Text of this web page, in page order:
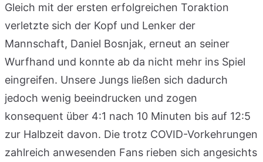
Gleich mit der ersten erfolgreichen Toraktion
verletzte sich der Kopf und Lenker der
Mannschaft, Daniel Bosnjak, erneut an seiner
Wurfhand und konnte ab da nicht mehr ins Spiel
eingreifen. Unsere Jungs ließen sich dadurch
jedoch wenig beeindrucken und zogen
konsequent über 4:1 nach 10 Minuten bis auf 12:5
zur Halbzeit davon. Die trotz COVID-Vorkehrungen
zahlreich anwesenden Fans rieben sich angesichts